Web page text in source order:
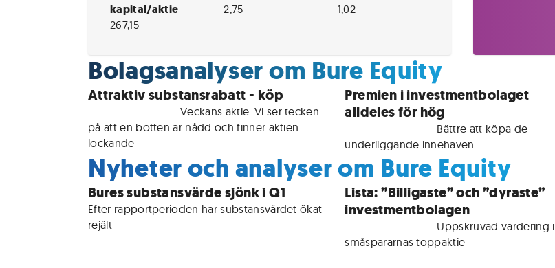
kapital/aktie
267,15
2,75 1,02
Bolagsanalyser om Bure Equity
Attraktiv substansrabatt - köp
För medlemmar • Veckans aktie: Vi ser tecken
på att en botten är nådd och finner aktien
lockande
Premien i investmentbolaget
alldeles för hög
Bättre att köpa de
Nyheter och analyser om Bure Equity
Bures substansvärde sjönk i Q1
Efter rapportperioden har substansvärdet ökat
rejält
Lista: ”Billigaste” och ”dyraste”
investmentbolagen
Uppskruvad värdering i
småspararnas toppaktie